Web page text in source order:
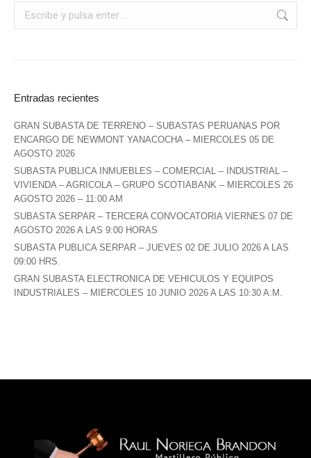
Entradas recientes
GRAN SUBASTA DE TERRENO – SUBASTAS PERUANAS POR
ENCARGO DE NEWMONT YANACOCHA – MIERCOLES 05 DE
AGOSTO 2026
SUBASTA PUBLICA INMUEBLES – COMERCIAL – INDUSTRIAL –
VIVIENDA – AGRICOLA – GRUPO SCOTIABANK – MIERCOLES 26
AGOSTO 2026 – 11:00 AM
SUBASTA SERPAR – TERCERA CONVOCATORIA VIERNES 07 DE
AGOSTO 2026 A LAS 9:00 HORAS
SUBASTA PUBLICA SERPAR – JUEVES 02 DE JULIO 2026 A LAS
09:00 HRS.
GRAN SUBASTA ELECTRONICA DE VEHICULOS Y EQUIPOS
INDUSTRIALES – MIERCOLES 10 JUNIO 2026 A LAS 10:30 A.M.